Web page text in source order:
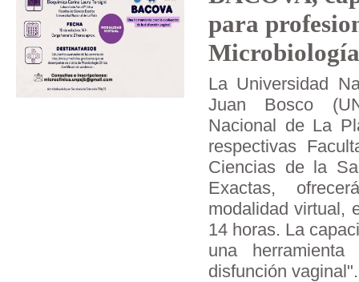
para
La Universidad
Juan Bosco
Nacional de La
respectivas
Ciencias de la
Exactas,
modalidad virtual,
14 horas. La
una
disfunción vaginal".